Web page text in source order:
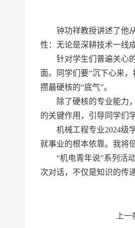
钟功祥教授讲述了他从
性：无论是深耕技术一线
针对学生们普遍关心的
面。同学们要“沉下心来
攒最硬核的“底气”。
除了硬核的专业能力，
的关键作用，引导同学们
机械工程专业2024级学
就事业的根本依靠。我将
“机电青年说”系列活动
次对话，不仅是知识的传
上一